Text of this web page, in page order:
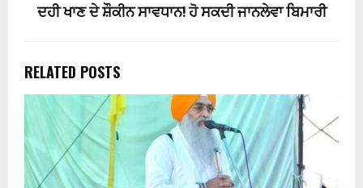
ਦਹੀ ਖਾਣ ਦੇ ਸ਼ੌਕੀਨ ਸਾਵਧਾਨ! ਹੋ ਸਕਦੀ ਜਾਨਲੇਵਾ ਬਿਮਾਰੀ
RELATED POSTS